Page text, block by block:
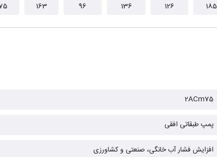
185
126
136
96
163
2ACm75
پمپ طبقاتی افقی
افزایش فشار آب خانگی، صنعتی و کشاورزی